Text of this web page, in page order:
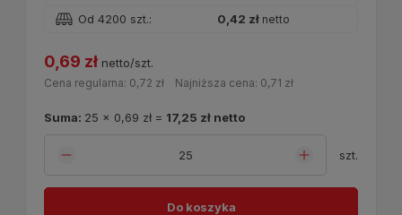
Od 4200 szt.: 0,42 złnetto
0,69 zł netto/szt.
Cena regularna: 0,72 zł Najniższa cena: 0,71 zł
szt.
Do koszyka
Suma: 25 x 0,69 zł = 17,25 zł netto